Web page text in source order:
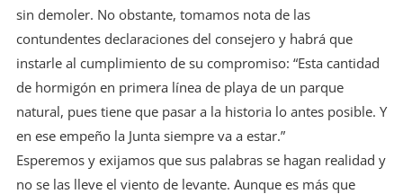
sin demoler. No obstante, tomamos nota de las
contundentes declaraciones del consejero y habrá que
instarle al cumplimiento de su compromiso: “Esta cantidad
de hormigón en primera línea de playa de un parque
natural, pues tiene que pasar a la historia lo antes posible. Y
en ese empeño la Junta siempre va a estar.”
Esperemos y exijamos que sus palabras se hagan realidad y
no se las lleve el viento de levante. Aunque es más que